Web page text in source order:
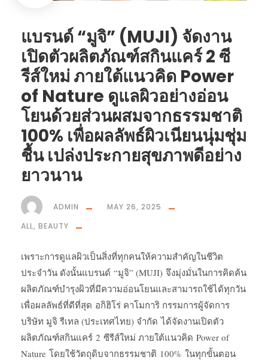
แบรนด์ “มูจิ” (MUJI) จัดงาน
เปิดตัวผลิตภัณฑ์สกินแคร์ 2 ซี
รีส์ใหม่ ภายใต้แนวคิด Power
of Nature ดูแลผิวอย่างอ่อน
โยนด้วยส่วนผสมจากธรรมชาติ
100% เพื่อผลลัพธ์ผิวเนียนนุ่มชุ่ม
ชื้น เปล่งประกายสุขภาพดีอย่าง
ยาวนาน
ADMIN
MAY 26, 2025
ALL, BEAUTY
เพราะการดูแลผิวเป็นสิ่งที่ทุกคนให้ความสำคัญในชีวิต
ประจำวัน ดังนั้นแบรนด์ “มูจิ” (MUJI) จึงมุ่งมั่นในการคิดค้น
ผลิตภัณฑ์บำรุงผิวที่มีความอ่อนโยนและสามารถใช้ได้ทุกวัน
เพื่อผลลัพธ์ที่ดีที่สุด อกิฮิโร่ คาโมการิ กรรมการผู้จัดการ
บริษัท มูจิ รีเทล (ประเทศไทย) จำกัด ได้จัดงานเปิดตัว
ผลิตภัณฑ์สกินแคร์ 2 ซีรีส์ใหม่ ภายใต้แนวคิด Power of
Nature โดยใช้วัตถุดิบจากธรรมชาติ 100% ในทุกขั้นตอน